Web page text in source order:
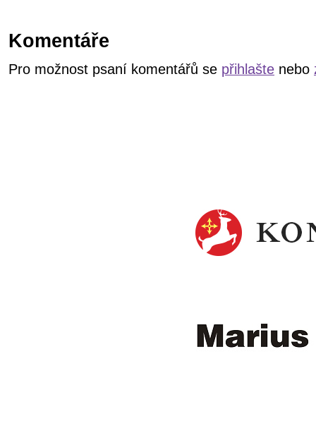
Komentáře
Pro možnost psaní komentářů se přihlašte nebo